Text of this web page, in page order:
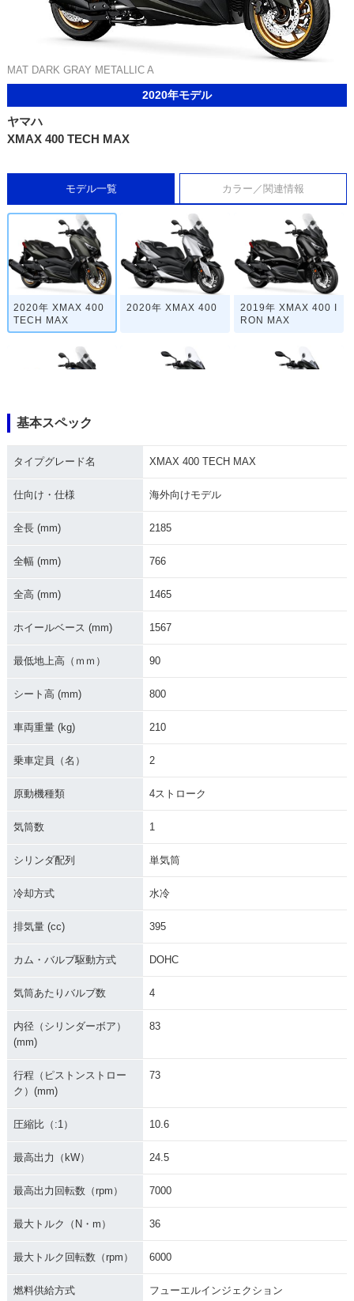
MAT DARK GRAY METALLIC A
2020年モデル
ヤマハ
XMAX 400 TECH MAX
モデル一覧 カラー／関連情報
2020年 XMAX 400
TECH MAX
2020年 XMAX 400
2019年 XMAX 400 I
RON MAX
ンジ
MOMO DESIGN
2014年 XMAX 400
0・新登場
基本スペック
タイプグレード名 XMAX 400 TECH MAX
仕向け・仕様 海外向けモデル
全長 (mm) 2185
全幅 (mm) 766
全高 (mm) 1465
ホイールベース (mm) 1567
最低地上高（ｍｍ） 90
シート高 (mm) 800
車両重量 (kg) 210
乗車定員（名） 2
原動機種類 4ストローク
気筒数 1
シリンダ配列 単気筒
冷却方式 水冷
排気量 (cc) 395
カム・バルブ駆動方式 DOHC
気筒あたりバルブ数 4
内径（シリンダーボア）
(mm)
83
行程（ピストンストロー
ク）(mm)
73
圧縮比（:1） 10.6
最高出力（kW） 24.5
最高出力回転数（rpm） 7000
最大トルク（N・m） 36
最大トルク回転数（rpm） 6000
燃料供給方式 フューエルインジェクション